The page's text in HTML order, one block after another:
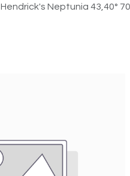
Hendrick's Neptunia 43,40°